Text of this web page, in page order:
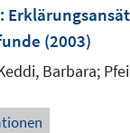
:
(2003)
Barbara;